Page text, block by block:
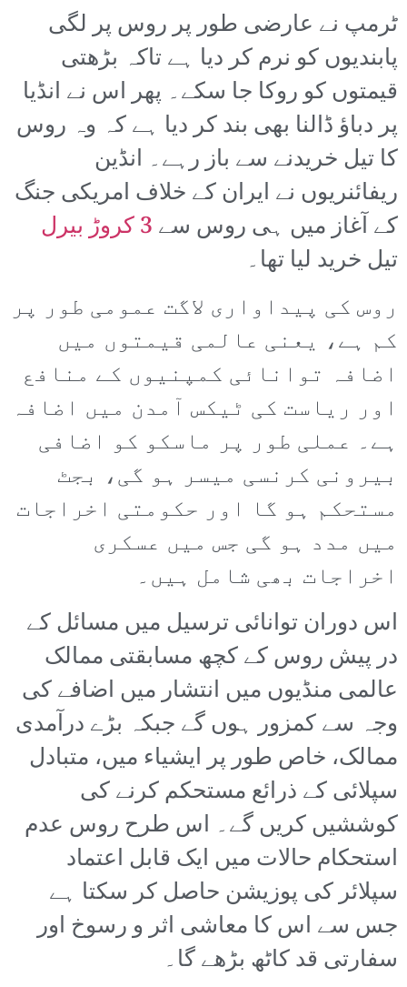
ٹرمپ نے عارضی طور پر روس پر لگی
پابندیوں کو نرم کر دیا ہے تاکہ بڑھتی
قیمتوں کو روکا جا سکے۔ پھر اس نے انڈیا
پر دباؤ ڈالنا بھی بند کر دیا ہے کہ وہ روس
کا تیل خریدنے سے باز رہے۔ انڈین
ریفائنریوں نے ایران کے خلاف امریکی جنگ
کے آغاز میں ہی روس سے3 کروڑ بیرل
تیل خرید لیا تھا۔
روس کی پیداواری لاگت عمومی طور پر
کم ہے، یعنی عالمی قیمتوں میں
اضافہ توانائی کمپنیوں کے منافع
اور ریاست کی ٹیکس آمدن میں اضافہ
ہے۔ عملی طور پر ماسکو کو اضافی
بیرونی کرنسی میسر ہو گی، بجٹ
مستحکم ہو گا اور حکومتی اخراجات
میں مدد ہو گی جس میں عسکری
اخراجات بھی شامل ہیں۔
اس دوران توانائی ترسیل میں مسائل کے
در پیش روس کے کچھ مسابقتی ممالک
عالمی منڈیوں میں انتشار میں اضافے کی
وجہ سے کمزور ہوں گے جبکہ بڑے درآمدی
ممالک، خاص طور پر ایشیاء میں، متبادل
سپلائی کے ذرائع مستحکم کرنے کی
کوششیں کریں گے۔ اس طرح روس عدم
استحکام حالات میں ایک قابل اعتماد
سپلائر کی پوزیشن حاصل کر سکتا ہے
جس سے اس کا معاشی اثر و رسوخ اور
سفارتی قد کاٹھ بڑھے گا۔